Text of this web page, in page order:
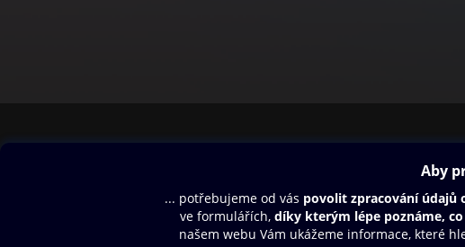
Aplikace a hry
SMS/MMS Info
Blog
Dárkový poukaz
Nápověda